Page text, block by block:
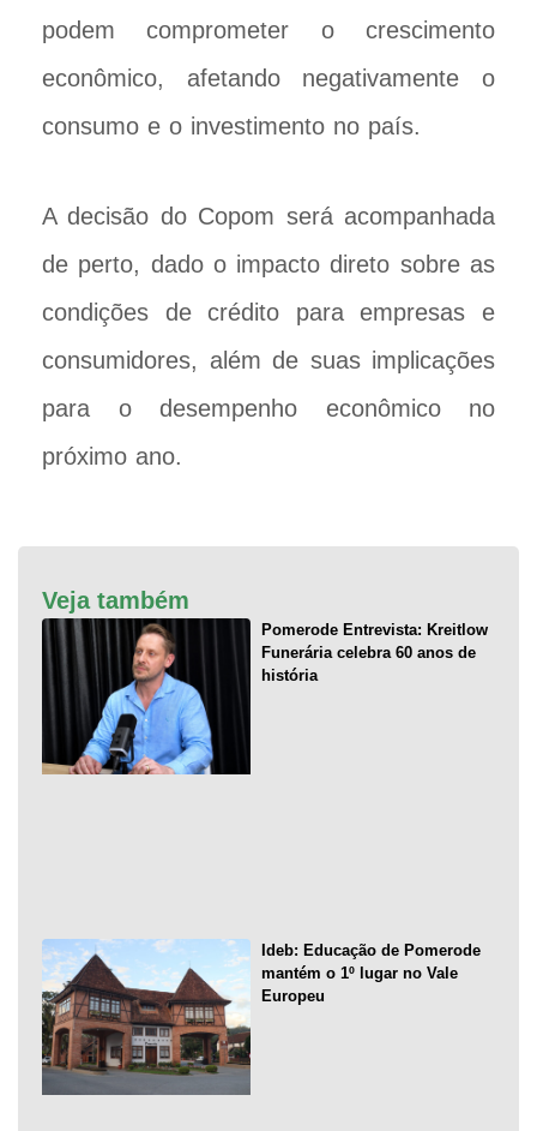
podem comprometer o crescimento
econômico, afetando negativamente o
consumo e o investimento no país.
A decisão do Copom será acompanhada
de perto, dado o impacto direto sobre as
condições de crédito para empresas e
consumidores, além de suas implicações
para o desempenho econômico no
próximo ano.
Veja também
Pomerode Entrevista: Kreitlow
Funerária celebra 60 anos de
história
Ideb: Educação de Pomerode
mantém o 1º lugar no Vale
Europeu